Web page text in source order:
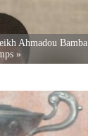
Ahmadou Bamba
»